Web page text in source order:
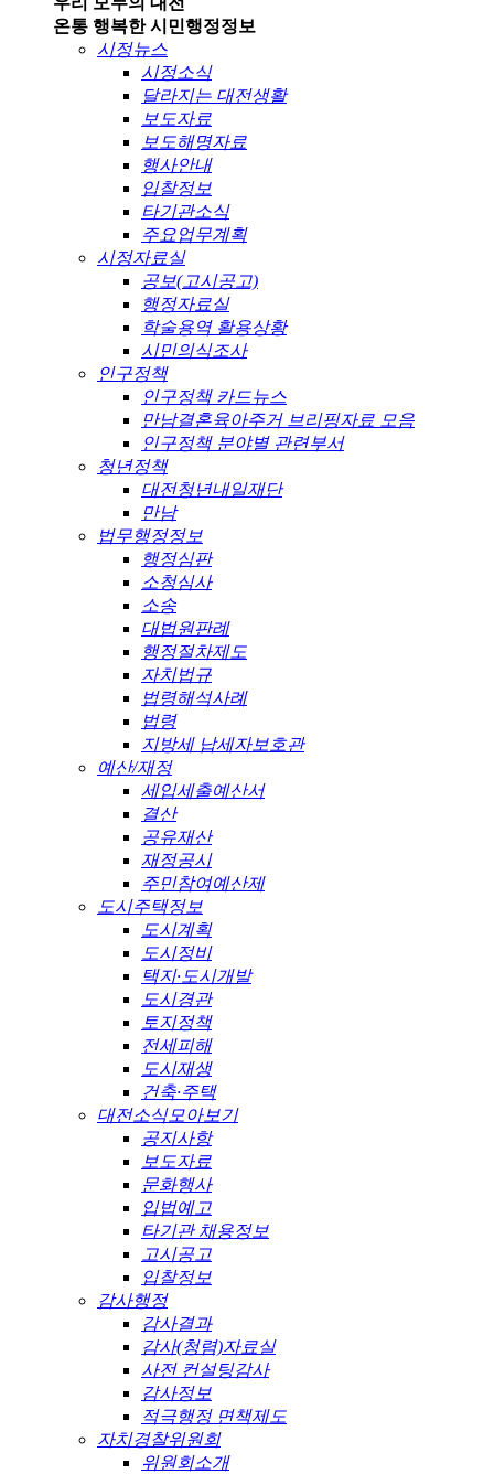
온통 행복한 시민행정정보
시정뉴스
시정소식
달라지는 대전생활
보도자료
보도해명자료
행사안내
입찰정보
타기관소식
주요업무계획
시정자료실
공보(고시공고)
행정자료실
학술용역 활용상황
시민의식조사
인구정책
인구정책 카드뉴스
만남결혼육아주거 브리핑자료 모음
인구정책 분야별 관련부서
청년정책
대전청년내일재단
만남
법무행정정보
행정심판
소청심사
소송
대법원판례
행정절차제도
자치법규
법령해석사례
법령
지방세 납세자보호관
예산/재정
세입세출예산서
결산
공유재산
재정공시
주민참여예산제
도시주택정보
도시계획
도시정비
택지·도시개발
도시경관
토지정책
전세피해
도시재생
건축·주택
대전소식모아보기
공지사항
보도자료
문화행사
입법예고
타기관 채용정보
고시공고
입찰정보
감사행정
감사결과
감사(청렴)자료실
사전 컨설팅감사
감사정보
적극행정 면책제도
자치경찰위원회
위원회소개